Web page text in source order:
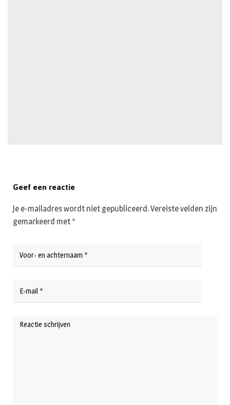
Geef een reactie
Je e-mailadres wordt niet gepubliceerd.Vereiste velden zijn
gemarkeerd met *